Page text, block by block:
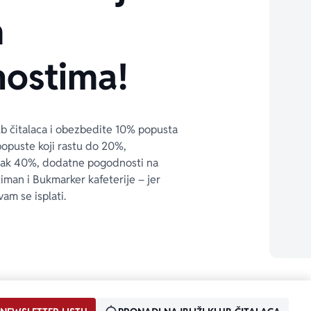
čitalaca i obezbedite 10% popusta
koji rastu do 20%,
40%, dodatne pogodnosti na
i Bukmarker kafeterije – jer
se isplati.